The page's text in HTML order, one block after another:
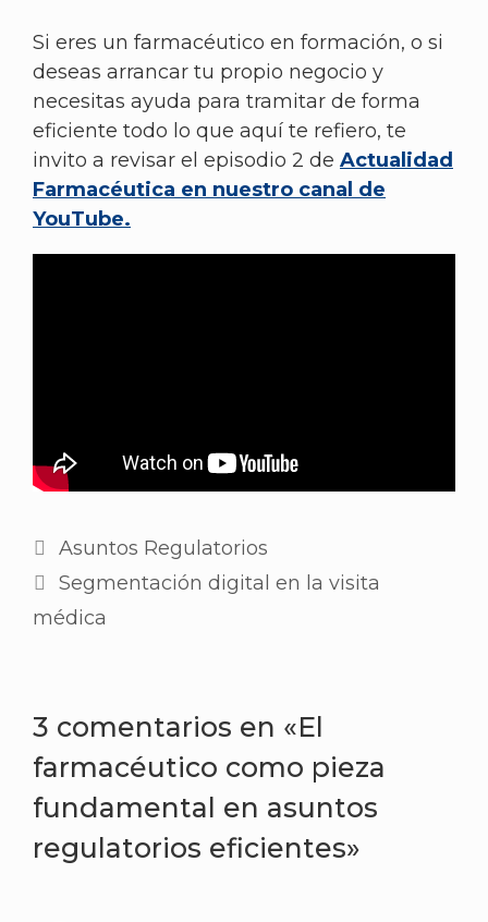
Si eres un farmacéutico en formación, o si
deseas arrancar tu propio negocio y
necesitas ayuda para tramitar de forma
eficiente todo lo que aquí te refiero, te
invito a revisar el episodio 2 de Actualidad
Farmacéutica en nuestro canal de
YouTube.
Categorías
Asuntos Regulatorios
Segmentación digital en la visita
médica
3 comentarios en «El
farmacéutico como pieza
fundamental en asuntos
regulatorios eficientes»